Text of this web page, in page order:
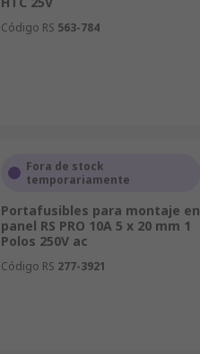
Código RS 563-784
Fora de stock
temporariamente
Portafusibles para montaje en
panel RS PRO 10A 5 x 20 mm 1
Polos 250V ac
Código RS 277-3921